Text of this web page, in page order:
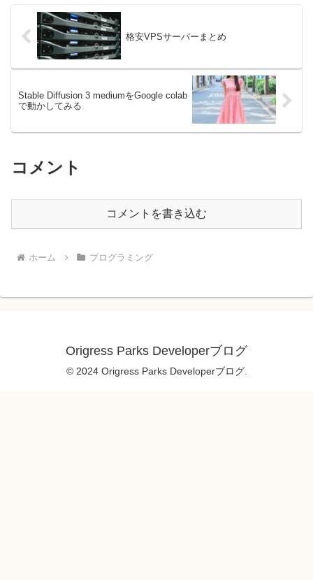
格安VPSサーバーまとめ
Stable Diffusion 3 mediumをGoogle colab
で動かしてみる
コメント
コメントを書き込む
ホーム プログラミング
Origress Parks Developerブログ
© 2024 Origress Parks Developerブログ.